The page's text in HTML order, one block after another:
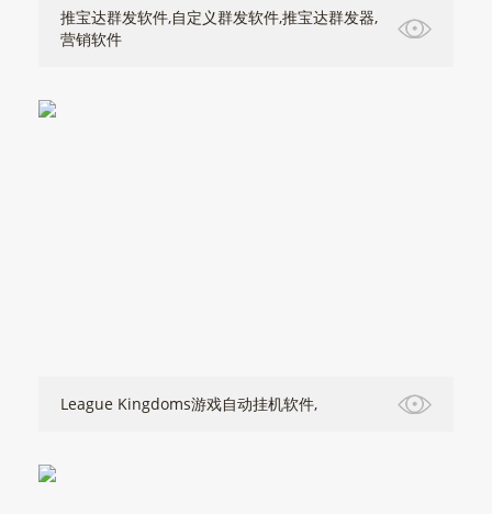
推宝达群发软件,自定义群发软件,推宝达群发器,
营销软件
League Kingdoms游戏自动挂机软件,